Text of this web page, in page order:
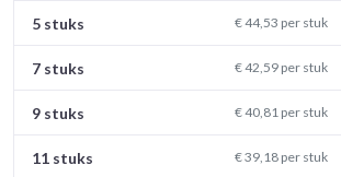
5 stuks € 44,53 per stuk
7 stuks € 42,59 per stuk
9 stuks € 40,81 per stuk
11 stuks € 39,18 per stuk